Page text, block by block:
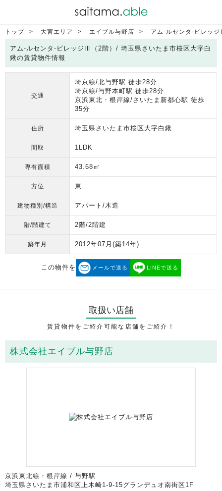
トップ 大宮エリア エイブル与野店 アム-ルセンタ-ビレッ
アム-ルセンタ-ビレッジⅢ（2階）/ 埼玉県さいたま市桜区大字白
鍬の賃貸物件情報
交通
埼京線/北与野駅 徒歩28分
埼京線/与野本町駅 徒歩28分
京浜東北・根岸線/さいたま新都心駅 徒歩
35分
住所 埼玉県さいたま市桜区大字白鍬
間取 1LDK
専有面積 43.68㎡
方位 東
建物種別/構造 アパート/木造
階/階建て 2階/2階建
築年月 2012年07月 (築14年)
この物件を メールで送る LINEで送る
取扱い店舗
賃貸物件をご紹介可能な店舗をご紹介！
株式会社エイブル与野店
京浜東北線・根岸線 / 与野駅
埼玉県さいたま市浦和区上木崎1-9-15グランデュオ南街区1F